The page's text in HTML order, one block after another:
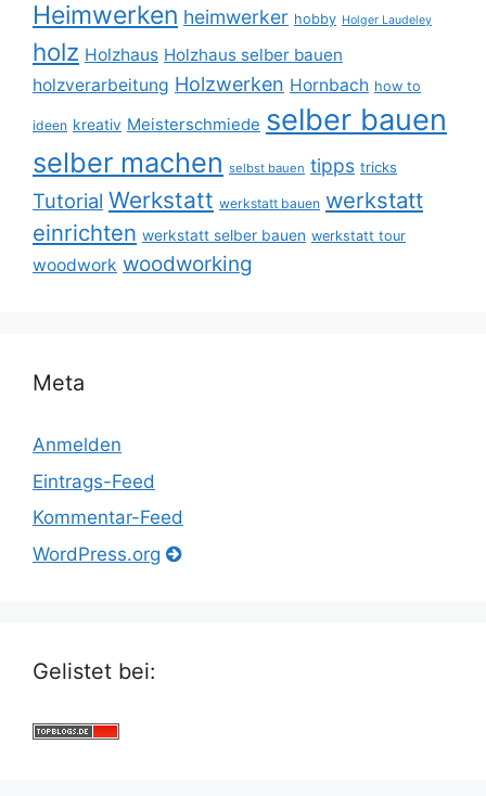
Heimwerken heimwerker hobby Holger Laudeley
holz Holzhaus Holzhaus selber bauen
holzverarbeitung Holzwerken Hornbach how to
ideen kreativ Meisterschmiede selber bauen
selber machen selbst bauen tipps tricks
Tutorial Werkstatt werkstatt bauen werkstatt
einrichten werkstatt selber bauen werkstatt tour
woodwork woodworking
Meta
Anmelden
Eintrags-Feed
Kommentar-Feed
WordPress.org
Gelistet bei: